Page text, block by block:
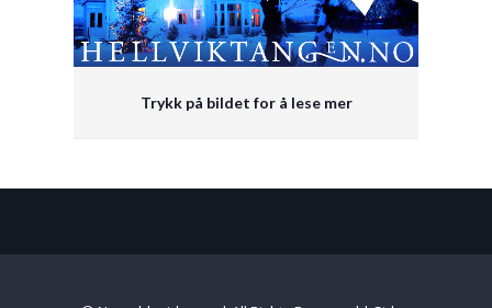
Trykk på bildet for å lese mer